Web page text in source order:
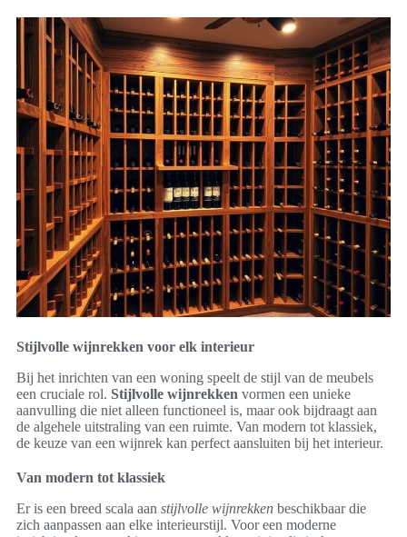
Stijlvolle wijnrekken voor elk interieur
Bij het inrichten van een woning speelt de stijl van de meubels
een cruciale rol. Stijlvolle wijnrekken vormen een unieke
aanvulling die niet alleen functioneel is, maar ook bijdraagt aan
de algehele uitstraling van een ruimte. Van modern tot klassiek,
de keuze van een wijnrek kan perfect aansluiten bij het interieur.
Van modern tot klassiek
Er is een breed scala aan stijlvolle wijnrekken beschikbaar die
zich aanpassen aan elke interieurstijl. Voor een moderne